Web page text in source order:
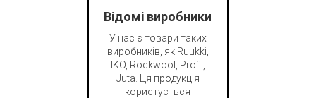
Відомі виробники
У нас є товари таких
виробників, як Ruukki,
IKO, Rockwool, Profil,
Juta. Ця продукція
користується